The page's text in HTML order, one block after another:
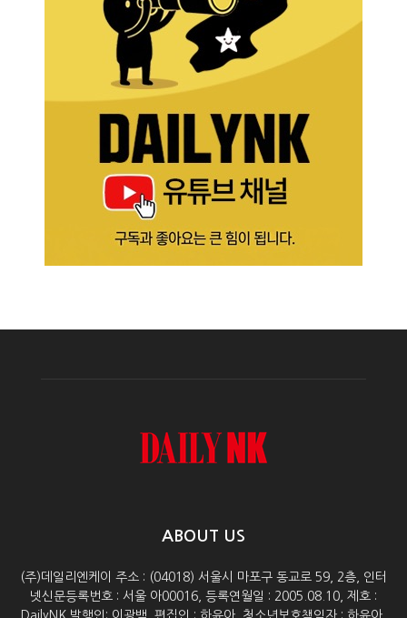
ABOUT US
(주)데일리엔케이 주소 : (04018) 서울시 마포구 동교로 59, 2층, 인터
넷신문등록번호 : 서울 아00016, 등록연월일 : 2005.08.10, 제호 :
DailyNK 발행인: 이광백, 편집인 : 하윤아, 청소년보호책임자 : 하윤아,